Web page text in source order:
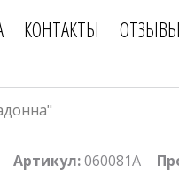
КОНТАКТЫ ОТЗЫВЫ
Артикул:060081A